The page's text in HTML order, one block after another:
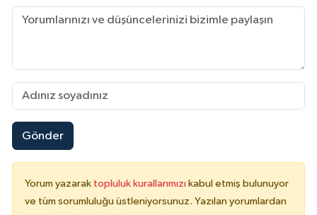
Gönder
Yorum yazarak topluluk kurallarımızı kabul etmiş bulunuyor
ve tüm sorumluluğu üstleniyorsunuz. Yazılan yorumlardan